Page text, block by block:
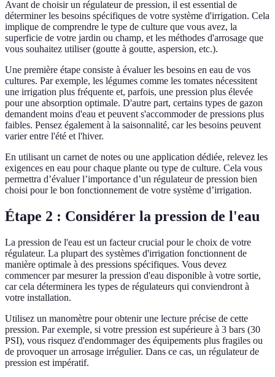
Avant de choisir un régulateur de pression, il est essential de
déterminer les besoins spécifiques de votre système d'irrigation. Cela
implique de comprendre le type de culture que vous avez, la
superficie de votre jardin ou champ, et les méthodes d'arrosage que
vous souhaitez utiliser (goutte à goutte, aspersion, etc.).
Une première étape consiste à évaluer les besoins en eau de vos
cultures. Par exemple, les légumes comme les tomates nécessitent
une irrigation plus fréquente et, parfois, une pression plus élevée
pour une absorption optimale. D'autre part, certains types de gazon
demandent moins d'eau et peuvent s'accommoder de pressions plus
faibles. Pensez également à la saisonnalité, car les besoins peuvent
varier entre l'été et l'hiver.
En utilisant un carnet de notes ou une application dédiée, relevez les
exigences en eau pour chaque plante ou type de culture. Cela vous
permettra d’évaluer l’importance d’un régulateur de pression bien
choisi pour le bon fonctionnement de votre système d’irrigation.
Étape 2 : Considérer la pression de l'eau
La pression de l'eau est un facteur crucial pour le choix de votre
régulateur. La plupart des systèmes d'irrigation fonctionnent de
manière optimale à des pressions spécifiques. Vous devez
commencer par mesurer la pression d'eau disponible à votre sortie,
car cela déterminera les types de régulateurs qui conviendront à
votre installation.
Utilisez un manomètre pour obtenir une lecture précise de cette
pression. Par exemple, si votre pression est supérieure à 3 bars (30
PSI), vous risquez d'endommager des équipements plus fragiles ou
de provoquer un arrosage irrégulier. Dans ce cas, un régulateur de
pression est impératif.